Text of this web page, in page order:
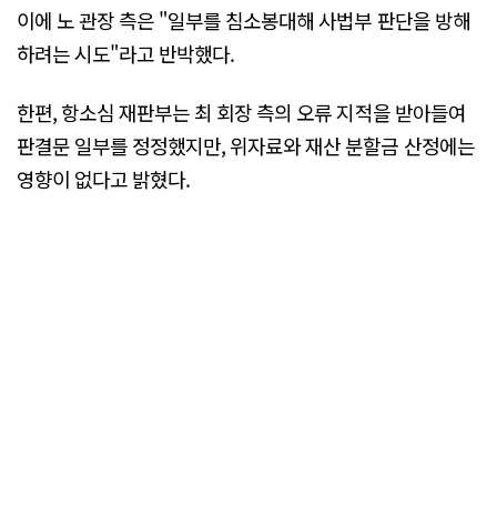
이에 노 관장 측은 "일부를 침소봉대해 사법부 판단을 방해
하려는 시도"라고 반박했다.
한편, 항소심 재판부는 최 회장 측의 오류 지적을 받아들여
판결문 일부를 정정했지만, 위자료와 재산 분할금 산정에는
영향이 없다고 밝혔다.